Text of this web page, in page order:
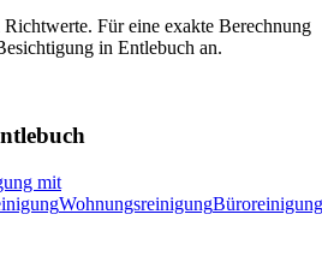
Für eine exakte Berechnung
in Entlebuch an.
mit
WohnungsreinigungBüroreinigung